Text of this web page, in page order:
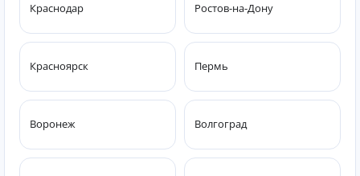
Краснодар Ростов-на-Дону
Красноярск Пермь
Воронеж Волгоград